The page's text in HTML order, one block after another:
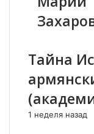
п
р
а
е
р
Тайна
1 неделя назад